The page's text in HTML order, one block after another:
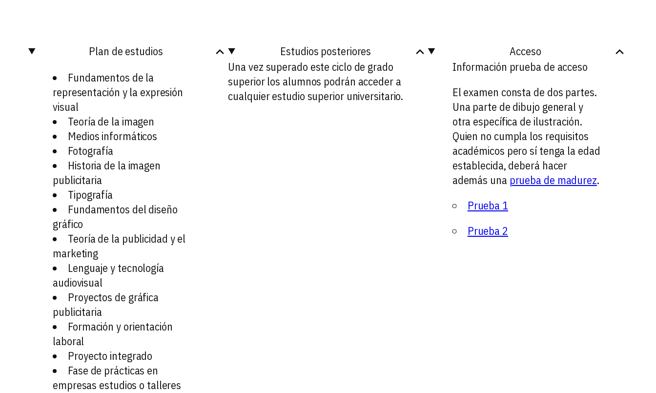
Plan de estudios
Fundamentos de la
representación y la expresión
visual
Teoría de la imagen
Medios informáticos
Fotografía
Historia de la imagen
publicitaria
Tipografía
Fundamentos del diseño
gráfico
Teoría de la publicidad y el
marketing
Lenguaje y tecnología
audiovisual
Proyectos de gráfica
publicitaria
Formación y orientación
laboral
Proyecto integrado
Fase de prácticas en
empresas estudios o talleres
Estudios posteriores
Una vez superado este ciclo de grado
superior los alumnos podrán acceder a
cualquier estudio superior universitario.
Acceso
Información prueba de acceso
El examen consta de dos partes.
Una parte de dibujo general y
otra específica de ilustración.
Quien no cumpla los requisitos
académicos pero sí tenga la edad
establecida, deberá hacer
además una prueba de madurez.
Prueba 1
Prueba 2